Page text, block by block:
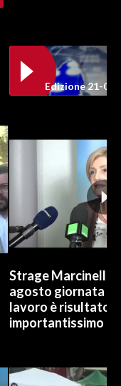
Edizione 21-05-
Strage Marcinelle,
agosto giornata
lavoro è risultato
importantissimo